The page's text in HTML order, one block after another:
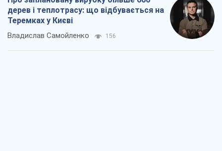
дерев і теплотрасу: що відбувається на
Теремках у Києві
Владислав Самойленко 156